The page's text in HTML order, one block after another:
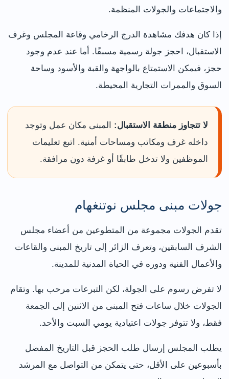
والاجتماعات والجولات المنظمة.
إذا كان هدفك مشاهدة الدرج الرخامي وقاعة المجلس وغرف
الاستقبال، احجز جولة رسمية مسبقًا. أما عند عدم وجود
حجز، فيمكن الاستمتاع بالواجهة والقبة والأسود وساحة
السوق والممرات التجارية المحيطة.
لا تتجاوز منطقة الاستقبال: المبنى مكان عمل وتوجد
داخله غرف ومكاتب ومساحات أمنية. اتبع تعليمات
الموظفين ولا تدخل طابقًا أو غرفة دون مرافقة.
جولات مبنى مجلس نوتنغهام
تقدم الجولات مجموعة من المتطوعين من أعضاء مجلس
الشرف السابقين، وتعرف الزائر إلى تاريخ المبنى والقاعات
والأعمال الفنية ودوره في الحياة المدنية للمدينة.
لا تفرض رسوم على الجولة، لكن التبرعات مرحب بها. وتقام
الجولات خلال ساعات فتح المبنى من الاثنين إلى الجمعة
فقط، ولا تتوفر جولات اعتيادية يومي السبت والأحد.
يطلب المجلس إرسال طلب الحجز قبل التاريخ المفضل
بأسبوعين على الأقل، حتى يتمكن من التواصل مع المرشد